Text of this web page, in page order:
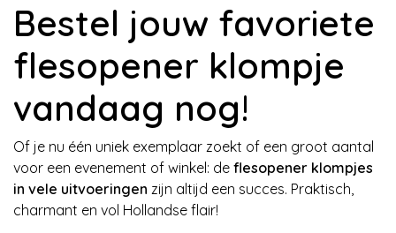
Bestel jouw favoriete
flesopener klompje
vandaag nog!
Of je nu één uniek exemplaar zoekt of een groot aantal
voor een evenement of winkel: de flesopener klompjes
in vele uitvoeringen zijn altijd een succes. Praktisch,
charmant en vol Hollandse flair!